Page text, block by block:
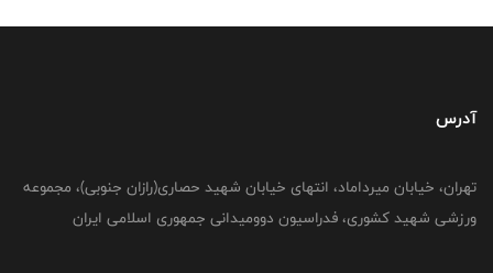
آدرس
تهران، خیابان میرداماد، انتهای خیابان شهید حصاری(رازان جنوبی)، مجموعه
ورزشی شهید کشوری، فدراسیون دوومیدانی جمهوری اسلامی ایران